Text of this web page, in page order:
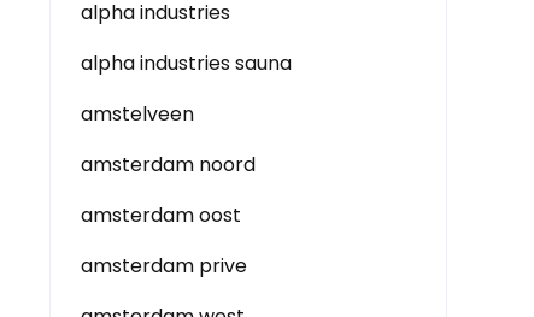
alpha industries
alpha industries sauna
amstelveen
amsterdam noord
amsterdam oost
amsterdam prive